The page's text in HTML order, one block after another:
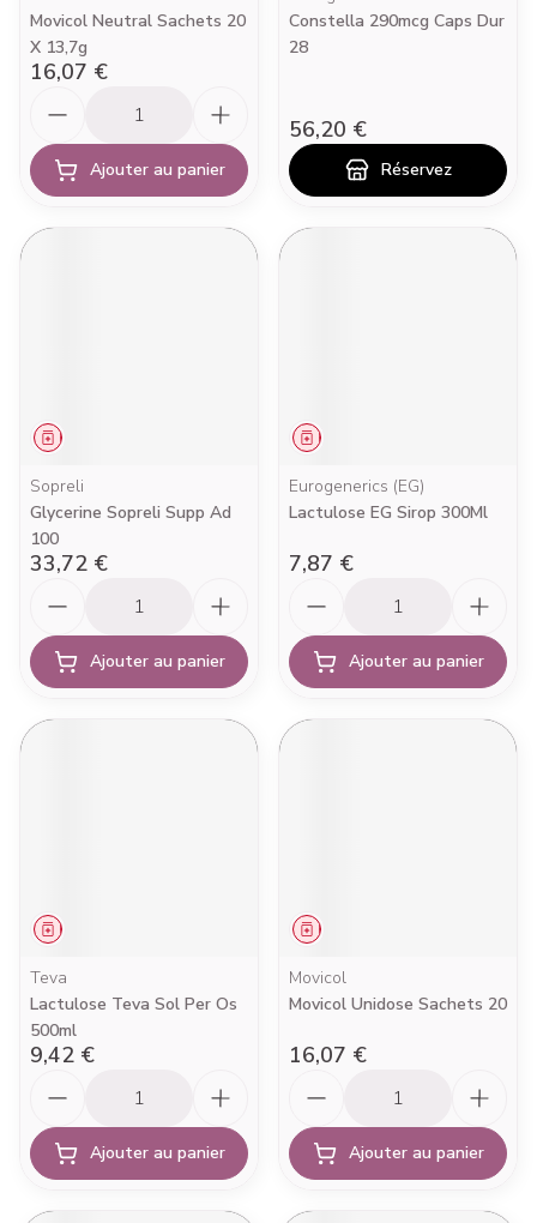
Movicol Neutral Sachets 20
X 13,7g
16,07 €
Ajouter au panier
Constella 290mcg Caps Dur
28
56,20 €
Réservez
Médicament
Sopreli
Glycerine Sopreli Supp Ad
100
33,72 €
Ajouter au panier
Médicament
Eurogenerics (EG)
Lactulose EG Sirop 300Ml
7,87 €
Ajouter au panier
Médicament
Teva
Lactulose Teva Sol Per Os
500ml
9,42 €
Ajouter au panier
Médicament
Movicol
Movicol Unidose Sachets 20
16,07 €
Ajouter au panier